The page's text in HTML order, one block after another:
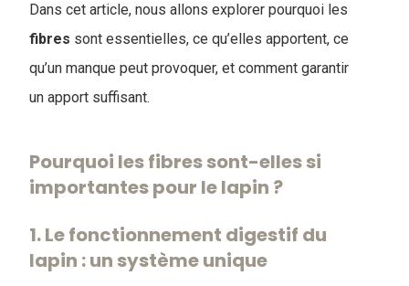
Dans cet article, nous allons explorer pourquoi les
fibres sont essentielles, ce qu’elles apportent, ce
qu’un manque peut provoquer, et comment garantir
un apport suffisant.
Pourquoi les fibres sont-elles si
importantes pour le lapin ?
1. Le fonctionnement digestif du
lapin : un système unique